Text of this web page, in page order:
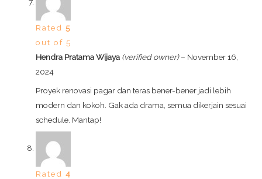
Rated5
out of 5
Hendra Pratama Wijaya (verified owner) – November 16,
2024
Proyek renovasi pagar dan teras bener-bener jadi lebih
modern dan kokoh. Gak ada drama, semua dikerjain sesuai
schedule. Mantap!
Rated4